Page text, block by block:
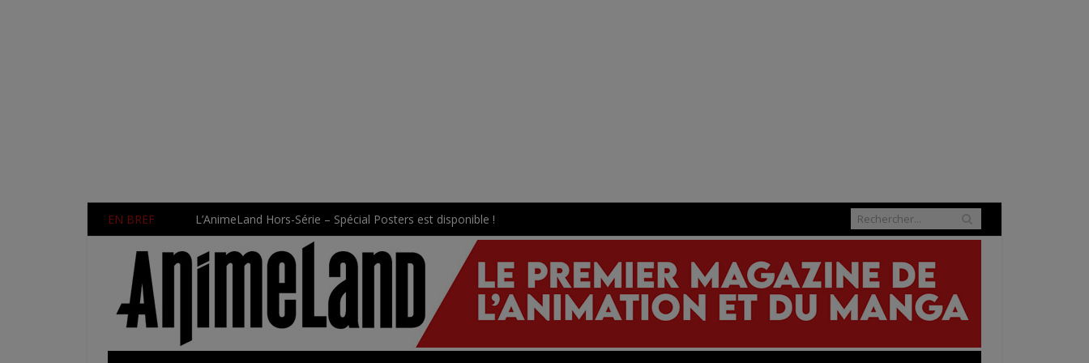
EN BREF L’AnimeLand Hors-Série – Spécial Posters est disponible !